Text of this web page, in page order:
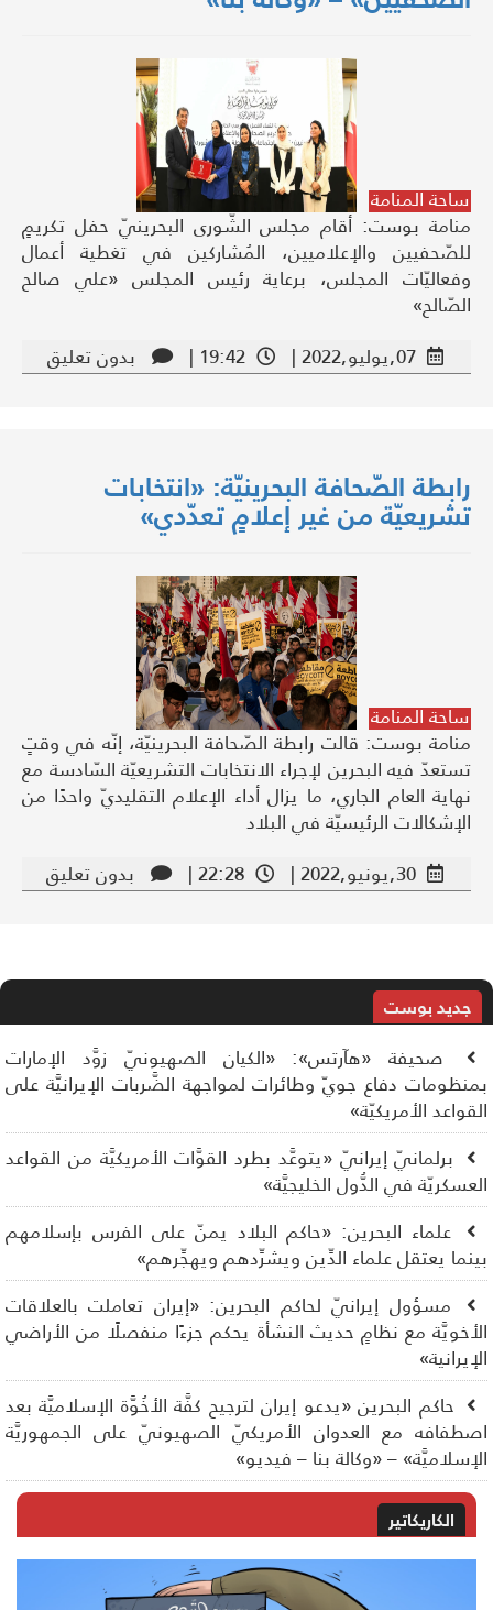
ساحة المنامة
منامة بوست: أقام مجلس الشّورى البحرينيّ حفل تكريمٍ
للصّحفيين والإعلاميين، المُشاركين في تغطية أعمال
وفعاليّات المجلس، برعاية رئيس المجلس «علي صالح
الصّالح»
07,يوليو,2022 |
19:42 | بدون تعليق
رابطة الصّحافة البحرينيّة: «انتخابات
تشريعيّة من غير إعلامٍ تعدّدي»
ساحة المنامة
منامة بوست: قالت رابطة الصّحافة البحرينيّة، إنّه في وقتٍ
تستعدّ فيه البحرين لإجراء الانتخابات التشريعيّة السّادسة مع
نهاية العام الجاري، ما يزال أداء الإعلام التقليديّ واحدًا من
الإشكالات الرئيسيّة في البلاد
30,يونيو,2022 |
22:28 | بدون تعليق
جديد بوست
صحيفة «هآرتس»: «الكيان الصهيونيّ زوَّد الإمارات
دفاع جويّ وطائرات لمواجهة الضَّربات الإيرانيَّة على
الأمريكيّة»
برلمانيّ إيرانيّ «يتوعَّد بطرد القوَّات الأمريكيَّة من القواعد
في الدُّول الخليجيَّة»
علماء البحرين: «حاكم البلاد يمنّ على الفرس بإسلامهم
يعتقل علماء الدِّين ويشرِّدهم ويهجِّرهم»
مسؤول إيرانيّ لحاكم البحرين: «إيران تعاملت بالعلاقات
مع نظامٍ حديث النشأة يحكم جزءًا منفصلًا من الأراضي
حاكم البحرين «يدعو إيران لترجيح كفَّة الأخُوَّة الإسلاميَّة بعد
مع العدوان الأمريكيّ الصهيونيّ على الجمهوريَّة
– «وكالة بنا – فيديو»
الكاريكاتير